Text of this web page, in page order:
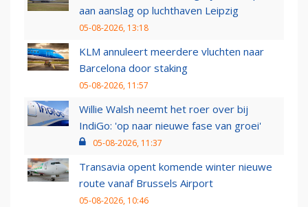
aan aanslag op luchthaven Leipzig
05-08-2026, 13:18
KLM annuleert meerdere vluchten naar
Barcelona door staking
05-08-2026, 11:57
Willie Walsh neemt het roer over bij
IndiGo: 'op naar nieuwe fase van groei'
05-08-2026, 11:37
Transavia opent komende winter nieuwe
route vanaf Brussels Airport
05-08-2026, 10:46